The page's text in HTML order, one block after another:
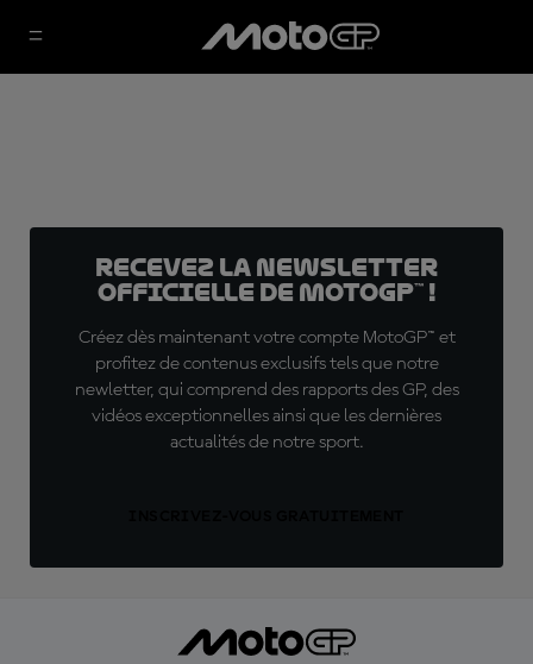
Recevez la Newsletter
officielle de MotoGP™ !
Créez dès maintenant votre compte MotoGP™ et
profitez de contenus exclusifs tels que notre
newletter, qui comprend des rapports des GP, des
vidéos exceptionnelles ainsi que les dernières
actualités de notre sport.